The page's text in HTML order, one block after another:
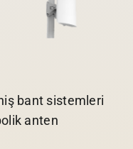
bant sistemleri
anten